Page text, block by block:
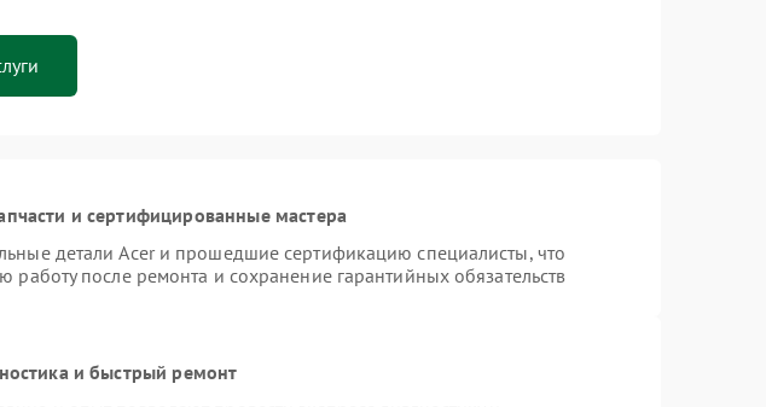
и сертифицированные мастера
детали Acer и прошедшие сертификацию специалисты, что
работу после ремонта и сохранение гарантийных обязательств
и быстрый ремонт